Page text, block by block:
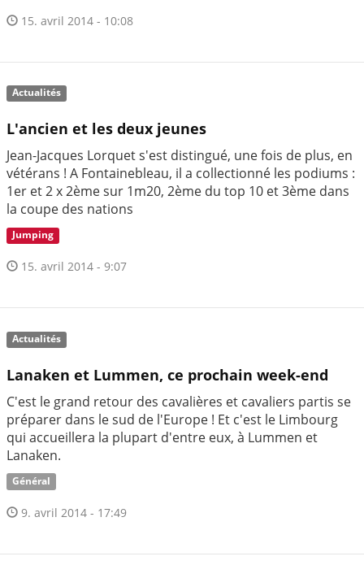
15. avril 2014 - 10:08
Actualités
L'ancien et les deux jeunes
Jean-Jacques Lorquet s'est distingué, une fois de plus, en
vétérans ! A Fontainebleau, il a collectionné les podiums :
1er et 2 x 2ème sur 1m20, 2ème du top 10 et 3ème dans
la coupe des nations
Jumping
15. avril 2014 - 9:07
Actualités
Lanaken et Lummen, ce prochain week-end
C'est le grand retour des cavalières et cavaliers partis se
préparer dans le sud de l'Europe ! Et c'est le Limbourg
qui accueillera la plupart d'entre eux, à Lummen et
Lanaken.
Général
9. avril 2014 - 17:49